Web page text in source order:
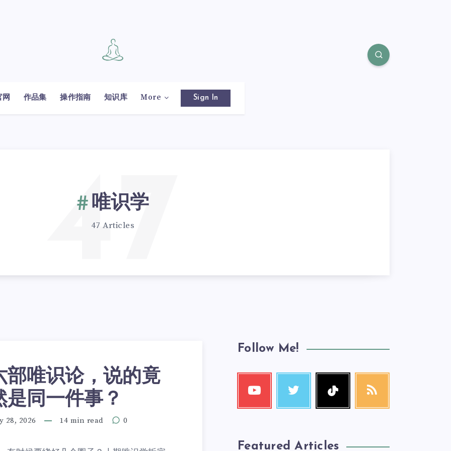
网 作品集 操作指南 知识库 More Sign In
唯识学
47 Articles
47
部唯识论，说的竟
是同一件事？
28, 2026 14 min read 0
Follow Me!
Featured Articles